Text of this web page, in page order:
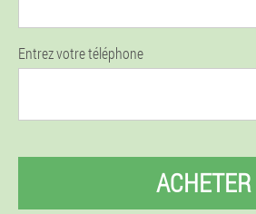
Entrez votre téléphone
ACHETER